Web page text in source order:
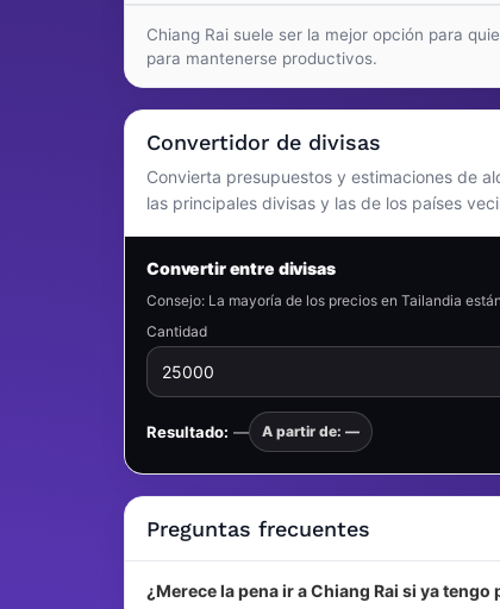
Chiang Rai suele ser la mejor opción para
para mantenerse productivos.
Convertidor de divisas
Convierta presupuestos y estimaciones de
las principales divisas y las de los países
Convertir entre divisas
Consejo: La mayoría de los precios en Tailandia
Cantidad
Resultado: — A partir de: —
Preguntas frecuentes
¿Merece la pena ir a Chiang Rai si ya